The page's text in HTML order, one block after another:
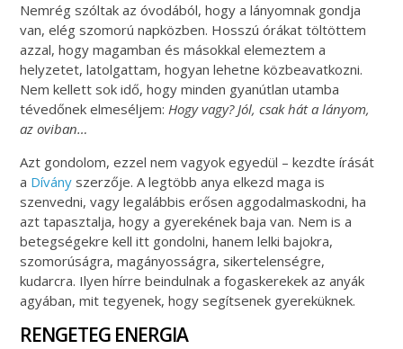
Nemrég szóltak az óvodából, hogy a lányomnak gondja
van, elég szomorú napközben. Hosszú órákat töltöttem
azzal, hogy magamban és másokkal elemeztem a
helyzetet, latolgattam, hogyan lehetne közbeavatkozni.
Nem kellett sok idő, hogy minden gyanútlan utamba
tévedőnek elmeséljem:Hogy vagy? Jól, csak hát a lányom,
az oviban…
Azt gondolom, ezzel nem vagyok egyedül – kezdte írását
a Dívány szerzője. A legtöbb anya elkezd maga is
szenvedni, vagy legalábbis erősen aggodalmaskodni, ha
azt tapasztalja, hogy a gyerekének baja van. Nem is a
betegségekre kell itt gondolni, hanem lelki bajokra,
szomorúságra, magányosságra, sikertelenségre,
kudarcra. Ilyen hírre beindulnak a fogaskerekek az anyák
agyában, mit tegyenek, hogy segítsenek gyereküknek.
RENGETEG ENERGIA